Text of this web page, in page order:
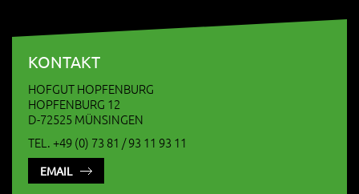
KONTAKT
HOFGUT HOPFENBURG
HOPFENBURG 12
D-72525 MÜNSINGEN
TEL. +49 (0) 73 81 / 93 11 93 11
EMAIL